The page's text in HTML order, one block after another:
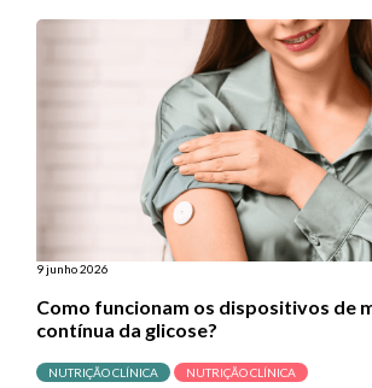
Porém, quando se […]
9 junho 2026
Como funcionam os dispositivos de
contínua da glicose?
NUTRIÇÃO CLÍNICA NUTRIÇÃO CLÍNICA